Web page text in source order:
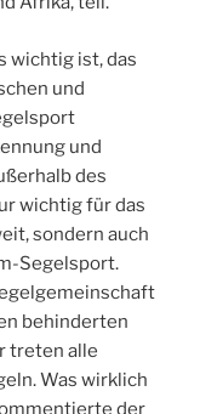
wichtig ist, das
und
und
des
wichtig für das
sondern auch
Segelsport.
behinderten
treten alle
Was wirklich
der